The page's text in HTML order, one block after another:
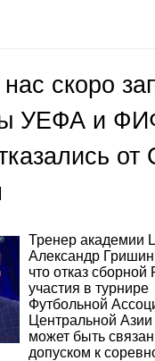
скоро
УЕФА и
от
Тренер академии
Александр Гришин
что отказ сборной
участия в турнире
Футбольной
Центральной
может быть
допуском к